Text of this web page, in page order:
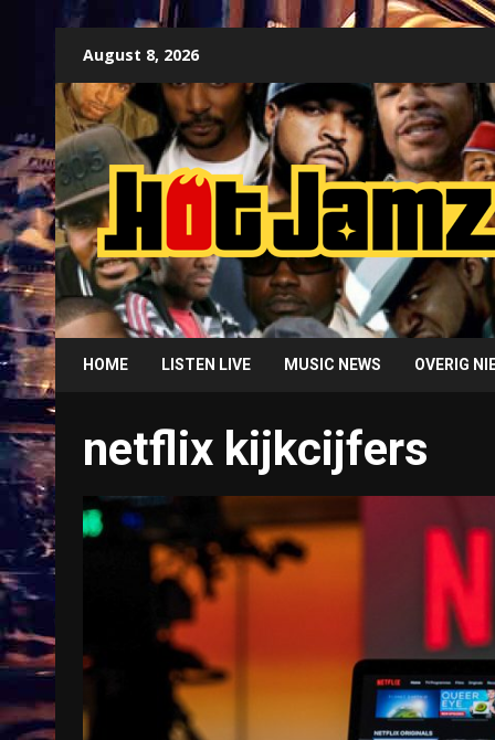
content
August 8, 2026
HOME LISTEN LIVE MUSIC NEWS OVERIG
netflix kijkcijfers
Treinkaartjes worden duurder,
abonnementen verdwijnen